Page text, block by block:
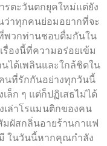
รตะวันตกยุคใหม่แต่ยัง
ว่าทุกคนย่อมอยากที่จะ
พวกท่านชอบดื่มกันใน
องนี้ที่ความอร่อยเข้ม
ได้เพลินและใกล้ชิดใน
นที่รักกันอย่างทุกวันนี้
ล็ก ๆ แต่ก็ปฏิเสธไม่ได้
เล่าโรแมนติกของคน
มผัสกลิ่นอายร้านกาแฟ
ในวันนี้หากคุณกำลัง